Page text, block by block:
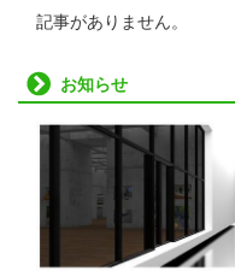
記事がありません。
お知らせ